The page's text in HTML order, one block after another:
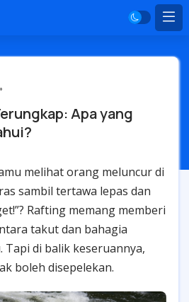
Apa yang
melihat orang meluncur di
sambil tertawa lepas dan
Rafting memang memberi
takut dan bahagia
Tapi di balik keseruannya,
boleh disepelekan.